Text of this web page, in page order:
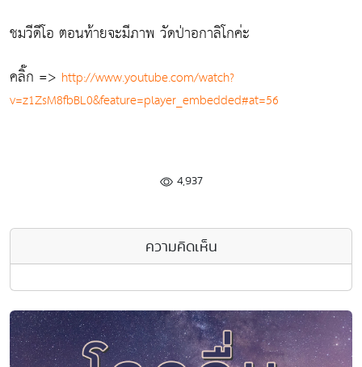
ชมวีดีโอ ตอนท้ายจะมีภาพ วัดป่าอกาลิโกค่ะ
คลิ๊ก => http://www.youtube.com/watch?
v=z1ZsM8fbBL0&feature=player_embedded#at=56
4,937
ความคิดเห็น